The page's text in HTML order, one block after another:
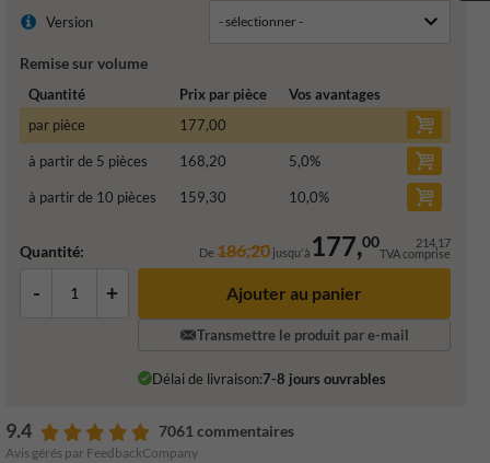
Version
Remise sur volume
Quantité Prix par pièce
Vos avantages
par pièce
177,00
à partir de 5 pièces 168,20 5,0%
à partir de 10 pièces 159,30 10,0%
Quantité: De186,20 jusqu'à 177,00 214,17
TVA comprise
- + Ajouter au panier
Transmettre le produit par e-mail
Délai de livraison:7-8 jours ouvrables
9.4 7061 commentaires
Avis gérés par FeedbackCompany